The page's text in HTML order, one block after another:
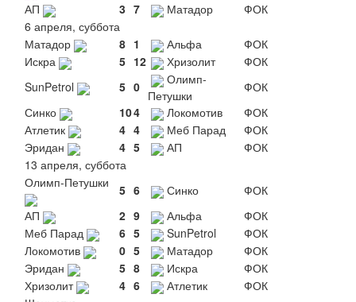
АП
3 7 Матадор
ФОК
6 апреля, суббота
Матадор
8 1 Альфа
ФОК
Искра
5 12 Хризолит
ФОК
SunPetrol
5 0
Олимп-
Петушки
ФОК
Синко
104 Локомотив
ФОК
Атлетик
4 4 Меб Парад
ФОК
Эридан
4 5 АП
ФОК
13 апреля, суббота
Олимп-Петушки
5 6 Синко
ФОК
АП
2 9 Альфа
ФОК
Меб Парад
6 5 SunPetrol
ФОК
Локомотив
0 5 Матадор
ФОК
Эридан
5 8 Искра
ФОК
Хризолит
4 6 Атлетик
ФОК